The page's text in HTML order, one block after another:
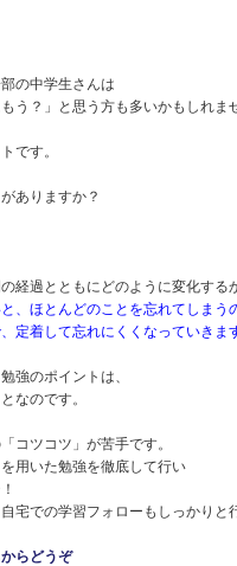
の中学生さんは
う？」と思う方も多いかもしれま
です。
ありますか？
経過とともにどのように変化する
、ほとんどのことを忘れてしまう
定着して忘れにくくなっていきま
強のポイントは、
なのです。
コツコツ」が苦手です。
を用いた勉強を徹底して行い
宅での学習フォローもしっかりと
らどうぞ